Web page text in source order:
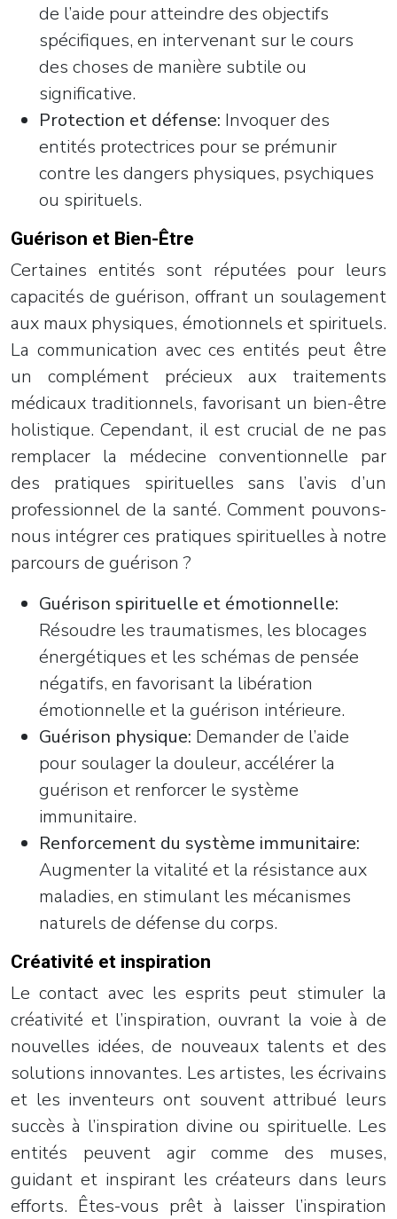
de l’aide pour atteindre des objectifs
spécifiques, en intervenant sur le cours
des choses de manière subtile ou
significative.
Protection et défense: Invoquer des
entités protectrices pour se prémunir
contre les dangers physiques, psychiques
ou spirituels.
Guérison et Bien-Être
Certaines entités sont réputées pour leurs
capacités de guérison, offrant un soulagement
aux maux physiques, émotionnels et spirituels.
La communication avec ces entités peut être
un complément précieux aux traitements
médicaux traditionnels, favorisant un bien-être
holistique. Cependant, il est crucial de ne pas
remplacer la médecine conventionnelle par
des pratiques spirituelles sans l’avis d’un
professionnel de la santé. Comment pouvons-
nous intégrer ces pratiques spirituelles à notre
parcours de guérison ?
Guérison spirituelle et émotionnelle:
Résoudre les traumatismes, les blocages
énergétiques et les schémas de pensée
négatifs, en favorisant la libération
émotionnelle et la guérison intérieure.
Guérison physique: Demander de l’aide
pour soulager la douleur, accélérer la
guérison et renforcer le système
immunitaire.
Renforcement du système immunitaire:
Augmenter la vitalité et la résistance aux
maladies, en stimulant les mécanismes
naturels de défense du corps.
Créativité et inspiration
Le contact avec les esprits peut stimuler la
créativité et l’inspiration, ouvrant la voie à de
nouvelles idées, de nouveaux talents et des
solutions innovantes. Les artistes, les écrivains
et les inventeurs ont souvent attribué leurs
succès à l’inspiration divine ou spirituelle. Les
entités peuvent agir comme des muses,
guidant et inspirant les créateurs dans leurs
efforts. Êtes-vous prêt à laisser l’inspiration